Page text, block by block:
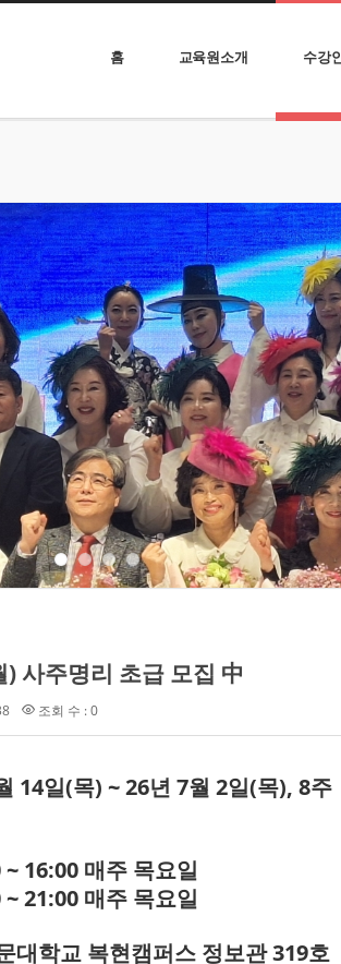
홈 교육원소개 수강
사주명리 초급 모집 中
조회 수 : 0
14일(목) ~ 26년 7월 2일(목), 8주
16:00 매주 목요일
21:00 매주 목요일
대학교 복현캠퍼스 정보관 319호